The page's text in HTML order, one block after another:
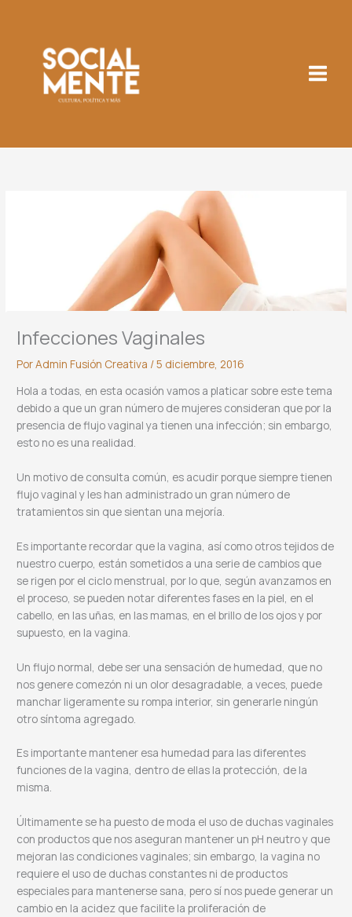
Infecciones Vaginales
PorAdmin Fusión Creativa /5 diciembre, 2016
Hola a todas, en esta ocasión vamos a platicar sobre este tema
debido a que un gran número de mujeres consideran que por la
presencia de flujo vaginal ya tienen una infección; sin embargo,
esto no es una realidad.
Un motivo de consulta común, es acudir porque siempre tienen
flujo vaginal y les han administrado un gran número de
tratamientos sin que sientan una mejoría.
Es importante recordar que la vagina, así como otros tejidos de
nuestro cuerpo, están sometidos a una serie de cambios que
se rigen por el ciclo menstrual, por lo que, según avanzamos en
el proceso, se pueden notar diferentes fases en la piel, en el
cabello, en las uñas, en las mamas, en el brillo de los ojos y por
supuesto, en la vagina.
Un flujo normal, debe ser una sensación de humedad, que no
nos genere comezón ni un olor desagradable, a veces, puede
manchar ligeramente su rompa interior, sin generarle ningún
otro síntoma agregado.
Es importante mantener esa humedad para las diferentes
funciones de la vagina, dentro de ellas la protección, de la
misma.
Últimamente se ha puesto de moda el uso de duchas vaginales
con productos que nos aseguran mantener un pH neutro y que
mejoran las condiciones vaginales; sin embargo, la vagina no
requiere el uso de duchas constantes ni de productos
especiales para mantenerse sana, pero sí nos puede generar un
cambio en la acidez que facilite la proliferación de